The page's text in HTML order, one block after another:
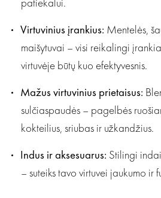
Virtuvinius įrankius: Mentelės,
maišytuvai – visi reikalingi
virtuvėje būtų kuo efektyvesnis.
Mažus virtuvinius prietaisus:
sulčiaspaudės – pagelbės
kokteilius, sriubas ir užkandžius.
Indus ir aksesuarus: Stilingi
– suteiks tavo virtuvei jaukumo ir